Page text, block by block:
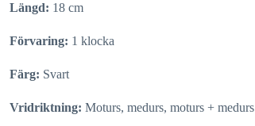
Längd: 18 cm
Förvaring: 1 klocka
Färg: Svart
Vridriktning: Moturs, medurs, moturs + medurs